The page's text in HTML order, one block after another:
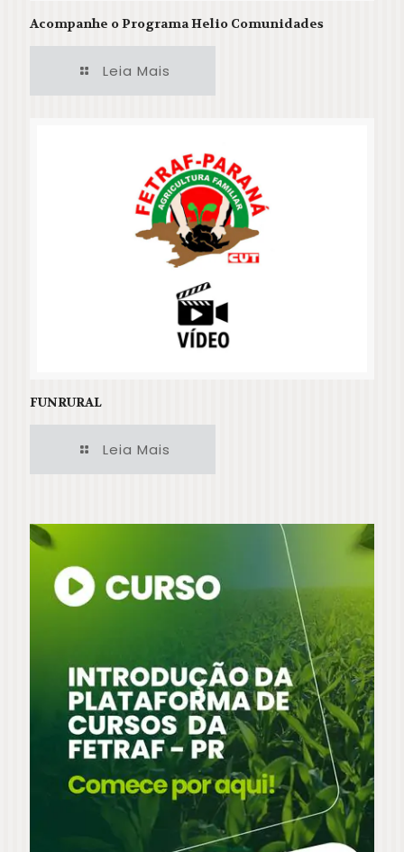
Acompanhe o Programa Helio Comunidades
Leia Mais
FUNRURAL
Leia Mais